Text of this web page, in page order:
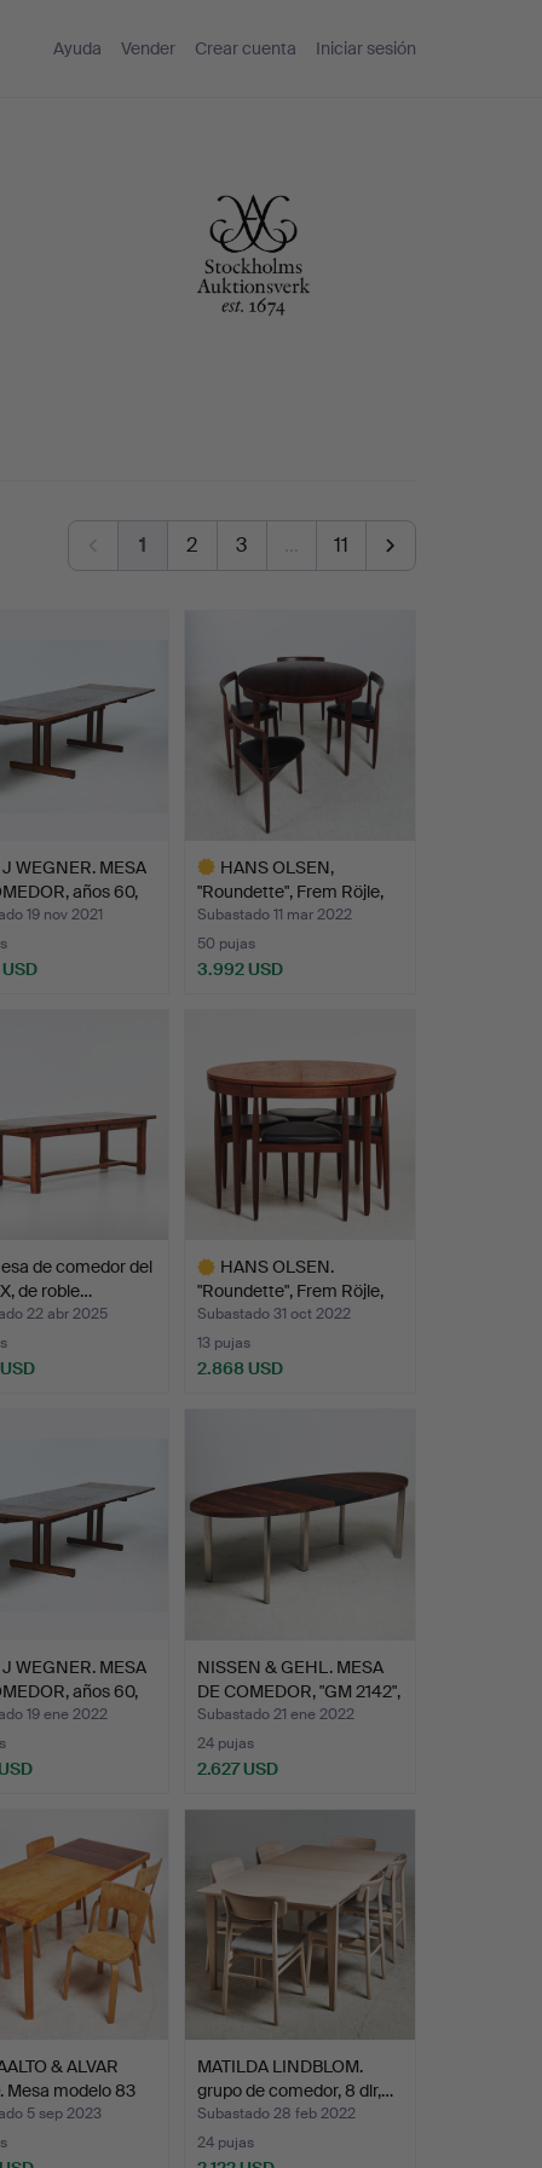
Ayuda Vender Crear cuenta Iniciar sesión
1 2 3 … 11
WEGNER. MESA
años 60,
19 nov 2021
HANS OLSEN,
"Roundette", Frem Röjle,
años …
Subastado 11 mar 2022
50 pujas
3.992 USD
de comedor del
de roble…
22 abr 2025
HANS OLSEN.
"Roundette", Frem Röjle,
Dinam…
Subastado 31 oct 2022
13 pujas
2.868 USD
WEGNER. MESA
años 60,
19 ene 2022
NISSEN & GEHL. MESA
DE COMEDOR, "GM 2142",
…
Subastado 21 ene 2022
24 pujas
2.627 USD
& ALVAR
Mesa modelo 83
5 sep 2023
MATILDA LINDBLOM.
grupo de comedor, 8 dlr,…
Subastado 28 feb 2022
24 pujas